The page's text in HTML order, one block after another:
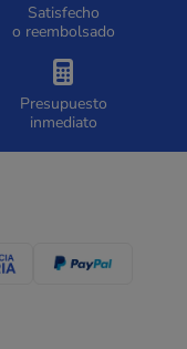
Satisfecho
o reembolsado
Presupuesto
inmediato